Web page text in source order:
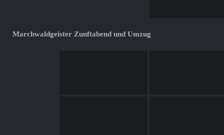
Marchwaldgeister Zunftabend und Umzug